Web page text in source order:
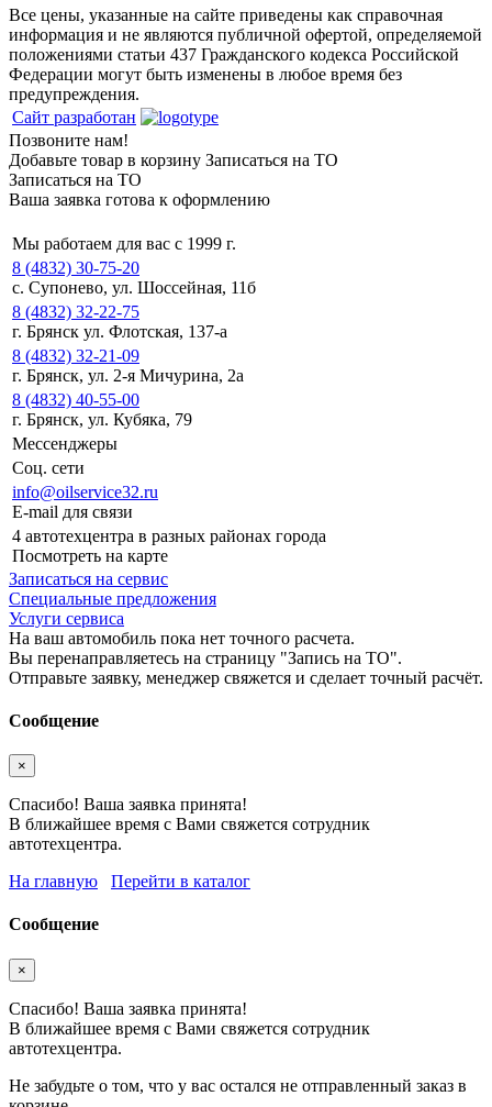
Все цены, указанные на сайте приведены как справочная
информация и не являются публичной офертой, определяемой
положениями статьи 437 Гражданского кодекса Российской
Федерации могут быть изменены в любое время без
предупреждения.
Сайт разработан
Позвоните нам!
Добавьте товар в корзину Записаться на ТО
Записаться на ТО
Ваша заявка готова к оформлению
Мы работаем для вас с 1999 г.
8 (4832) 30-75-20
с. Супонево, ул. Шоссейная, 11б
8 (4832) 32-22-75
г. Брянск ул. Флотская, 137-а
8 (4832) 32-21-09
г. Брянск, ул. 2-я Мичурина, 2а
8 (4832) 40-55-00
г. Брянск, ул. Кубяка, 79
Мессенджеры
Соц. сети
info@oilservice32.ru
E-mail для связи
4 автотехцентра в разных районах города
Посмотреть на карте
Записаться на сервис
Специальные предложения
Услуги сервиса
На ваш автомобиль пока нет точного расчета.
Вы перенаправляетесь на страницу "Запись на ТО".
Отправьте заявку, менеджер свяжется и сделает точный расчёт.
Сообщение
×
Спасибо! Ваша заявка принята!
В ближайшее время с Вами свяжется сотрудник
автотехцентра.
На главную
Перейти в каталог
Сообщение
×
Спасибо! Ваша заявка принята!
В ближайшее время с Вами свяжется сотрудник
автотехцентра.
Не забудьте о том, что у вас остался не отправленный заказ в